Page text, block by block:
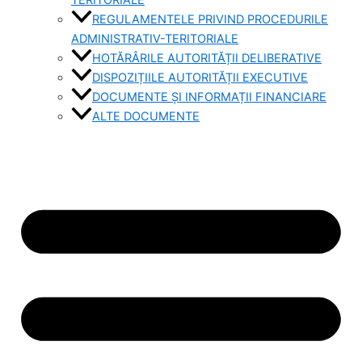
REGULAMENTELE PRIVIND PROCEDURILE
ADMINISTRATIV-TERITORIALE
HOTĂRÂRILE AUTORITĂȚII DELIBERATIVE
DISPOZIȚIILE AUTORITĂȚII EXECUTIVE
DOCUMENTE ȘI INFORMAȚII FINANCIARE
ALTE DOCUMENTE